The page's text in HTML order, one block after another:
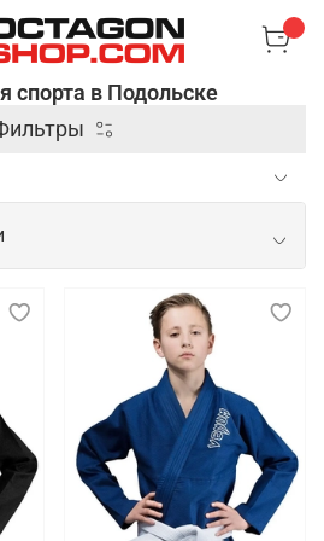
спорта в Подольске
для тренировок и
выступлений
— это специальная одежда,
искусствах и
как дзюдо, карате, айкидо и
Оно изготавливается из
которая выдерживает
и частые захваты,